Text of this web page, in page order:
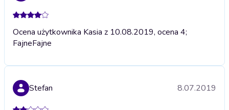
Ocena użytkownika Kasia z 10.08.2019, ocena 4;
FajneFajne
Stefan 8.07.2019